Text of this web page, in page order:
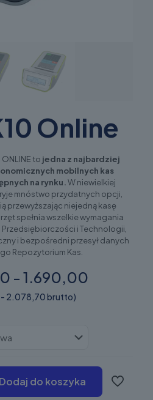
Online
to jedna z najbardziej
mobilnych kas
na rynku.W niewielkiej
mnóstwo przydatnych opcji,
przewyższając niejedną kasę
spełnia wszelkie wymagania
i Technologii,
i bezpośredni przesył danych
Repozytorium Kas.
- 1.690,00
2.078,70 brutto)
Dodaj do koszyka